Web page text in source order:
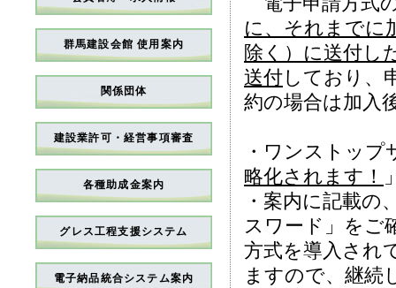
群馬建設会館 使用案内
関係団体
建設業許可・経営事項審査
各種助成金案内
グレス工程支援システム
電子納品統合システム案内
に、それまでに
除く）に送付し
送付しており、
約の場合は加入
・ワンストップ
略化されます！
・案内に記載の
スワード」をご
方式を導入され
ますので、継続